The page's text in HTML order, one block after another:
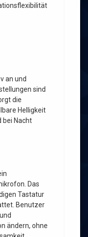
an und
sind
die
Helligkeit
bei Nacht
Das
Tastatur
Benutzer
ändern, ohne